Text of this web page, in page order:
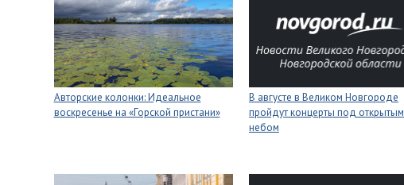
Авторские колонки: Идеальное
воскресенье на «Горской пристани»
В августе в Великом Новгороде
пройдут концерты под открытым
небом